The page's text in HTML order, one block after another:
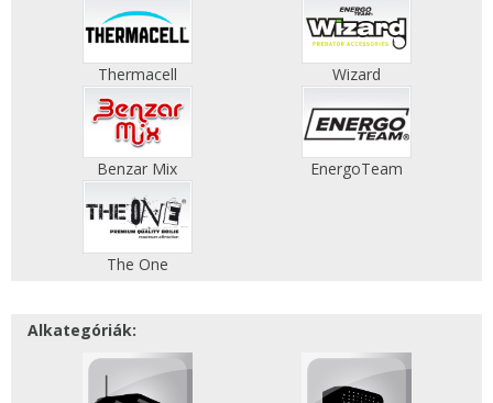
Thermacell Wizard
Benzar Mix EnergoTeam
The One
Alkategóriák: